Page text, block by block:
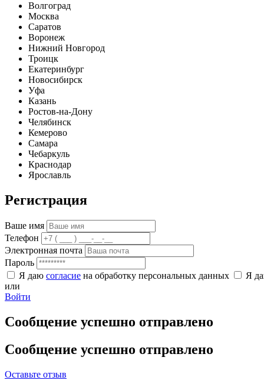
Волгоград
Москва
Саратов
Воронеж
Нижний Новгород
Троицк
Екатеринбург
Новосибирск
Уфа
Казань
Ростов-на-Дону
Челябинск
Кемерово
Самара
Чебаркуль
Краснодар
Ярославль
Регистрация
Ваше имя
Телефон
Электронная почта
Пароль
Я даю согласие на обработку персональных данных Я
или
Войти
Сообщение успешно отправлено
Сообщение успешно отправлено
Оставьте отзыв